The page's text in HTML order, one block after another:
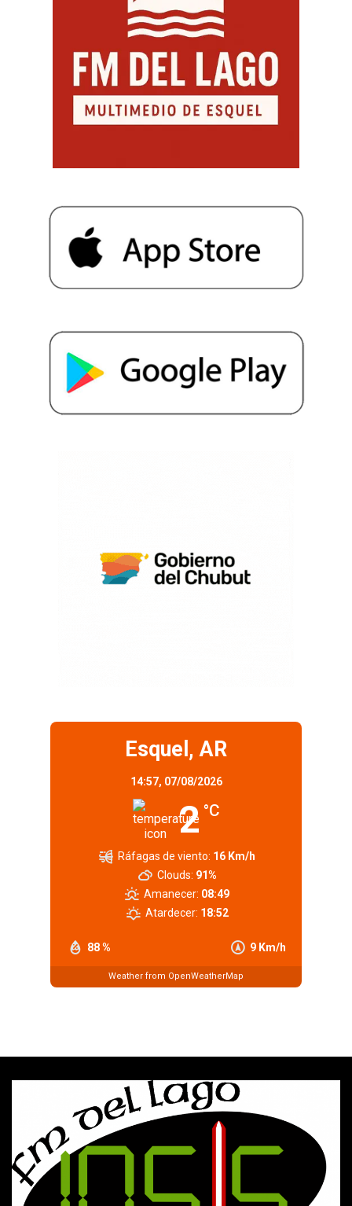
Esquel, AR
14:57, 07/08/2026
2 °C
88 % 9 Km/h
Ráfagas de viento: 16 Km/h
Clouds: 91%
Amanecer: 08:49
Atardecer: 18:52
Weather from OpenWeatherMap